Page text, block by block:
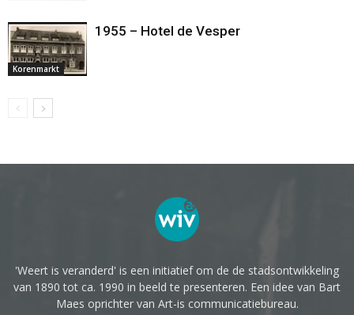
Korenmarkt
1955 – Hotel de Vesper
'Weert is veranderd' is een initiatief om de de stadsontwikkeling
van 1890 tot ca. 1990 in beeld te presenteren. Een idee van Bart
Maes oprichter van Art-is communicatiebureau.